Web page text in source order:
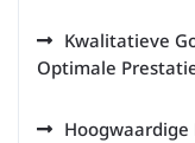
Kwalitatieve
Optimale